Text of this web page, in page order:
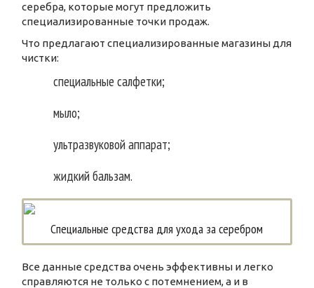
серебра, которые могут предложить
специализированные точки продаж.
Что предлагают специализированные магазины для
чистки:
специальные салфетки;
мыло;
ультразвуковой аппарат;
жидкий бальзам.
Специальные средства для ухода за серебром
Все данные средства очень эффективны и легко
справляются не только с потемнением, а и в